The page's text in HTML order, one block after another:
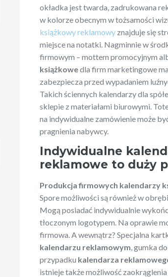
okładka jest twarda, zadrukowana
w kolorze obecnym w tożsamości
książkowy reklamowy znajduje się
miejsce na notatki. Nagminnie w
firmowym – mottem promocyjnym
książkowedla firm marketingowe
zabezpiecza przed wypadaniem
Takich ściennych kalendarzy dla
sklepie z materiałami biurowymi.
na indywidualne zamówienie może
pragnienia nabywcy.
Indywidualne
reklamowe to duży
Produkcja firmowych kalendarzy
Spore możliwości są również w
Mogą posiadać indywidualnie
tłoczonym logotypem. Na oprawie
firmowa. A wewnątrz? Specjalna
kalendarzu reklamowym, gumka
przypadku kalendarza
istnieje także możliwość